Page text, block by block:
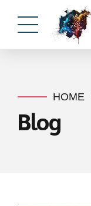
HOME
Blog